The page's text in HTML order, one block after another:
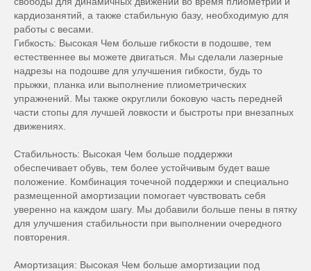
кардиозанятий, а также стабильную базу, необходимую для
работы с весами.
Гибкость: Высокая Чем больше гибкости в подошве, тем
естественнее вы можете двигаться. Мы сделали лазерные
надрезы на подошве для улучшения гибкости, будь то
прыжки, планка или выполнение плиометрических
упражнений. Мы также округлили боковую часть передней
части стопы для лучшей ловкости и быстроты при внезапных
движениях.
Стабильность: Высокая Чем больше поддержки
обеспечивает обувь, тем более устойчивым будет ваше
положение. Комбинация точечной поддержки и специально
размещенной амортизации помогает чувствовать себя
уверенно на каждом шагу. Мы добавили больше пены в пятку
для улучшения стабильности при выполнении очередного
повторения.
Амортизация: Высокая Чем больше амортизации под